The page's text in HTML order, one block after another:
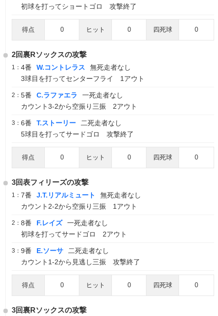
初球を打ってショートゴロ 攻撃終了
得点 0 ヒット 0 四死球 0
2回裏Rソックスの攻撃
1： 4番 W.コントレラス
無死走者なし
3球目を打ってセンターフライ 1アウト
2： 5番 C.ラファエラ
一死走者なし
カウント3-2から空振り三振 2アウト
3： 6番 T.ストーリー
二死走者なし
5球目を打ってサードゴロ 攻撃終了
得点 0 ヒット 0 四死球 0
3回表フィリーズの攻撃
1： 7番 J.T.リアルミュート
無死走者なし
カウント2-2から空振り三振 1アウト
2： 8番 F.レイズ
一死走者なし
初球を打ってサードゴロ 2アウト
3： 9番 E.ソーサ
二死走者なし
カウント1-2から見逃し三振 攻撃終了
得点 0 ヒット 0 四死球 0
3回裏Rソックスの攻撃